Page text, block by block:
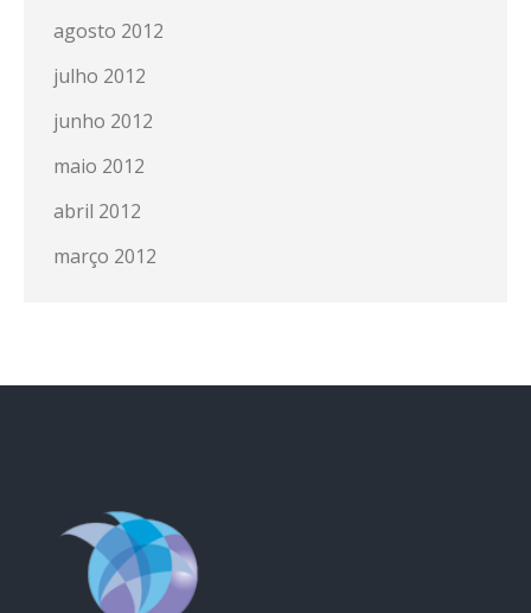
agosto 2012
julho 2012
junho 2012
maio 2012
abril 2012
março 2012